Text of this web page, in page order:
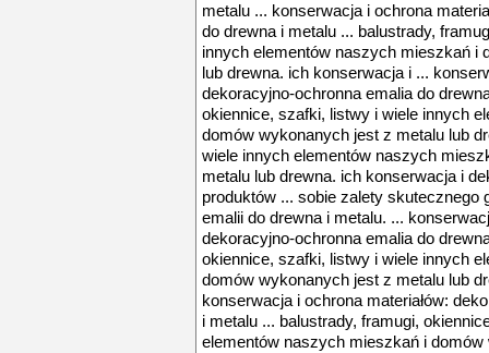
metalu ... konserwacja i ochrona
do drewna i metalu ... balustrady,
innych elementów naszych mieszkań i
lub drewna. ich konserwacja i ...
dekoracyjno-ochronna emalia do
okiennice, szafki, listwy i wiele innych
domów wykonanych jest z metalu lub
wiele innych elementów naszych
metalu lub drewna. ich konserwacja i
produktów ... sobie zalety skutecznego
emalii do drewna i metalu. ...
dekoracyjno-ochronna emalia do
okiennice, szafki, listwy i wiele innych
domów wykonanych jest z metalu lub
konserwacja i ochrona materiałów:
i metalu ... balustrady, framugi,
elementów naszych mieszkań i